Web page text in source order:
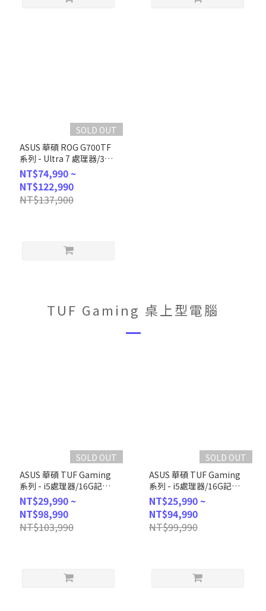
SOLD OUT
ASUS 華碩 ROG G700TF
系列 - Ultra 7 處理器/32G
記憶體/1T SSD/RTX5070
顯卡/Win11 (G700TF-
7265KF118W7)
NT$74,990 ~
NT$122,990
NT$137,900
TUF Gaming 桌上型電腦
SOLD OUT
ASUS 華碩 TUF Gaming
系列 - i5處理器/16G記憶
體/1TB
SSD/RTX5050/Win11 (H-
T500MV-
13420H495W55)
NT$29,990 ~
NT$98,990
NT$103,990
SOLD OUT
ASUS 華碩 TUF Gaming
系列 - i5處理器/16G記憶
體/512G
SSD/RTX3050/Win11 (H-
T500MV-13420H428W5)
NT$25,990 ~
NT$94,990
NT$99,990